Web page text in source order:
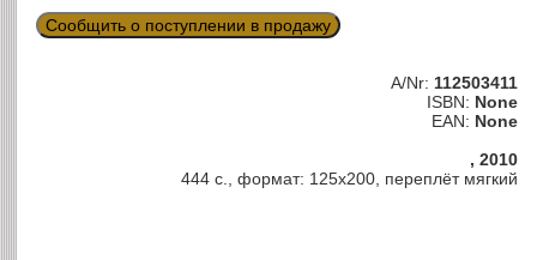
Сообщить о поступлении в продажу
A/Nr: 112503411
ISBN: None
EAN: None
, 2010
444 с., формат: 125х200, переплёт мягкий